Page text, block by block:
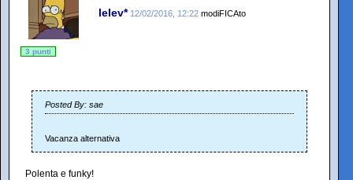
lelev* 12/02/2016, 12:22 modiFICAto
3 punti
Posted By: sae
Vacanza alternativa
Polenta e funky!